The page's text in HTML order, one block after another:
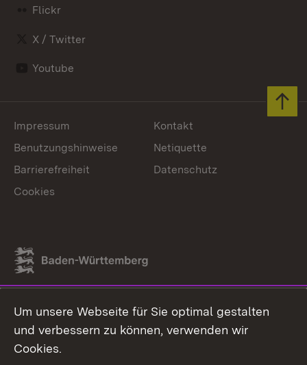
Flickr
X / Twitter
Youtube
Link zum Landesportal
Impressum
Kontakt
Benutzungshinweise
Netiquette
Barrierefreiheit
Datenschutz
Cookies
Um unsere Webseite für Sie optimal gestalten
und verbessern zu können, verwenden wir
Cookies.